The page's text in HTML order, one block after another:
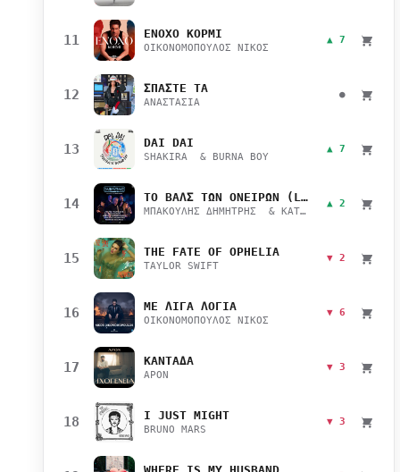
11 ΕΝΟΧΟ ΚΟΡΜΙ
ΟΙΚΟΝΟΜΟΠΟΥΛΟΣ ΝΙΚΟΣ
▲ 7
12 ΣΠΑΣΤΕ ΤΑ
ΑΝΑΣΤΑΣΙΑ
●
13 DAI DAI
SHAKIRA & BURNA BOY
▲ 7
14 ΤΟ ΒΑΛΣ ΤΩΝ ΟΝΕΙΡΩΝ (LIVE)
ΜΠΑΚΟΥΛΗΣ ΔΗΜΗΤΡΗΣ & ΚΑΤΣΙΜΙΧΑ ΜΑΡΙΑΝΑ
▲ 2
15 THE FATE OF OPHELIA
TAYLOR SWIFT
▼ 2
16 ΜΕ ΛΙΓΑ ΛΟΓΙΑ
ΟΙΚΟΝΟΜΟΠΟΥΛΟΣ ΝΙΚΟΣ
▼ 6
17 ΚΑΝΤΑΔΑ
APON
▼ 3
18 I JUST MIGHT
BRUNO MARS
▼ 3